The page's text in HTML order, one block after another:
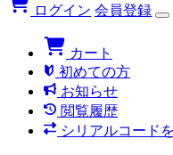
ログイン 会員登録
カート
初めての方
お知らせ
閲覧履歴
シリアルコード